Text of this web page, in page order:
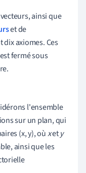
ainsi que
et de
axiomes. Ces
fermé sous
l'ensemble
sur un plan, qui
(x, y), oùxety
ainsi que les